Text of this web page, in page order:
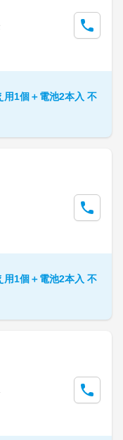
用1個＋電池2本入 不
用1個＋電池2本入 不